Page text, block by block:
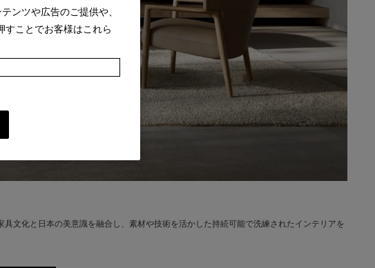
具文化と日本の美意識を融合し、素材や技術を活かした持続可能で洗練されたインテリアを
ンツや広告のご提供や、
すことでお客様はこれら